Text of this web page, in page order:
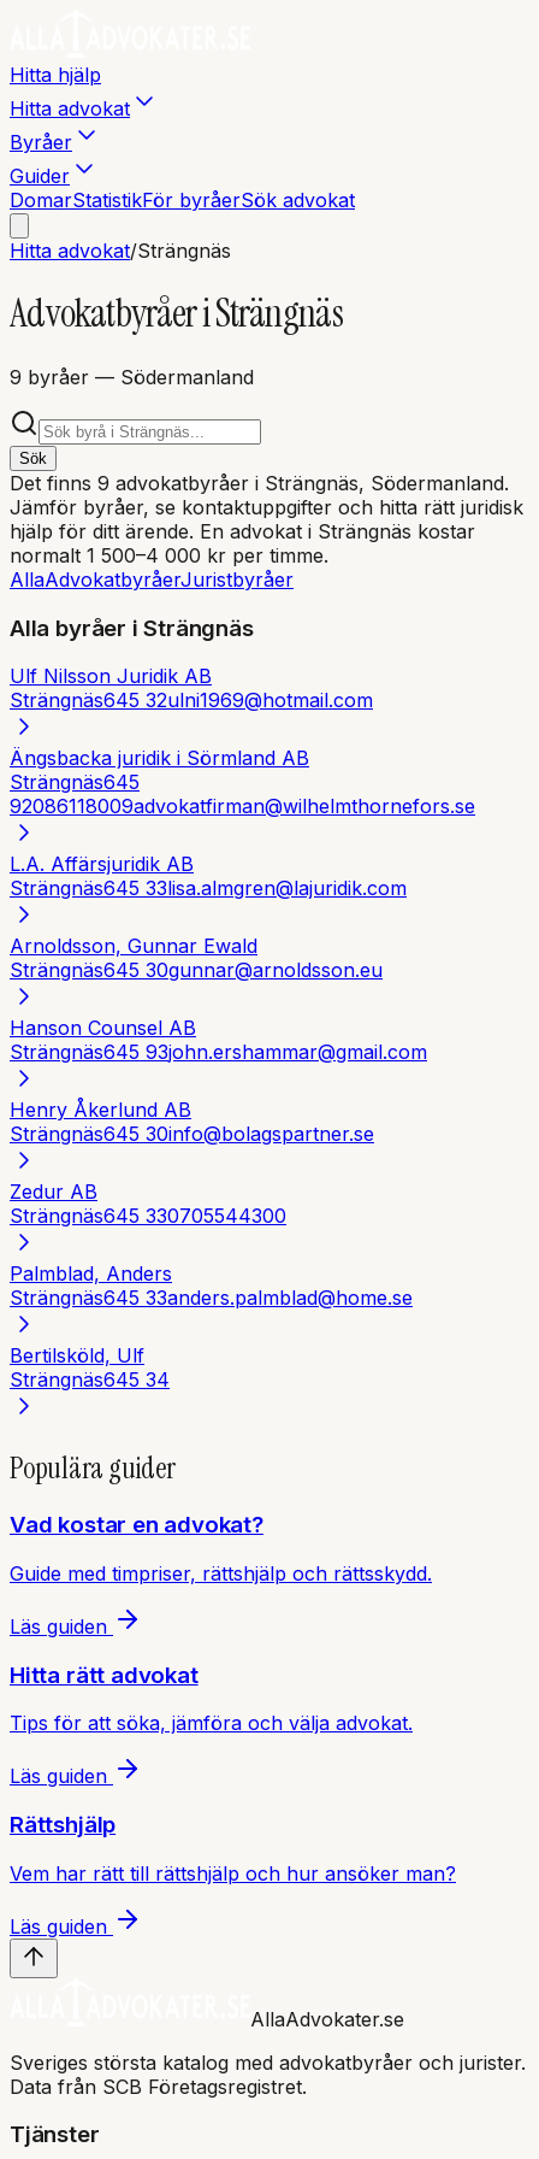
Hitta hjälp
Hitta advokat
Byråer
Guider
DomarStatistikFör byråerSök advokat
Hitta advokat/Strängnäs
Advokatbyråer iSträngnäs
9 byråer — Södermanland
Sök
Det finns 9 advokatbyråer i Strängnäs, Södermanland.
Jämför byråer, se kontaktuppgifter och hitta rätt juridisk
hjälp för ditt ärende. En advokat i Strängnäs kostar
normalt 1 500–4 000 kr per timme.
AllaAdvokatbyråerJuristbyråer
Alla byråer iSträngnäs
Ulf Nilsson Juridik AB
Strängnäs645 32ulni1969@hotmail.com
Ängsbacka juridik i Sörmland AB
Strängnäs645
92086118009advokatfirman@wilhelmthornefors.se
L.A. Affärsjuridik AB
Strängnäs645 33lisa.almgren@lajuridik.com
Arnoldsson, Gunnar Ewald
Strängnäs645 30gunnar@arnoldsson.eu
Hanson Counsel AB
Strängnäs645 93john.ershammar@gmail.com
Henry Åkerlund AB
Strängnäs645 30info@bolagspartner.se
Zedur AB
Strängnäs645 330705544300
Palmblad, Anders
Strängnäs645 33anders.palmblad@home.se
Bertilsköld, Ulf
Strängnäs645 34
Populära guider
Vad kostar en advokat?
Guide med timpriser, rättshjälp och rättsskydd.
Läs guiden
Hitta rätt advokat
Tips för att söka, jämföra och välja advokat.
Läs guiden
Rättshjälp
Vem har rätt till rättshjälp och hur ansöker man?
Läs guiden
AllaAdvokater.se
Sveriges största katalog med advokatbyråer och jurister.
Data från SCB Företagsregistret.
Tjänster